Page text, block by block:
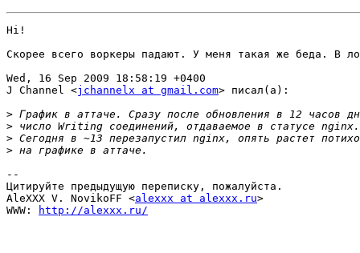
Hi!
Скорее всего воркеры падают. У меня такая же беда. В
Wed, 16 Sep 2009 18:58:19 +0400
J Channel <jchannelx at gmail.com> писал(а):
>
>
>
>
--
Цитируйте предыдущую переписку, пожалуйста.
AleXXX V. NovikoFF <alexxx at alexxx.ru>
WWW:
http://alexxx.ru/